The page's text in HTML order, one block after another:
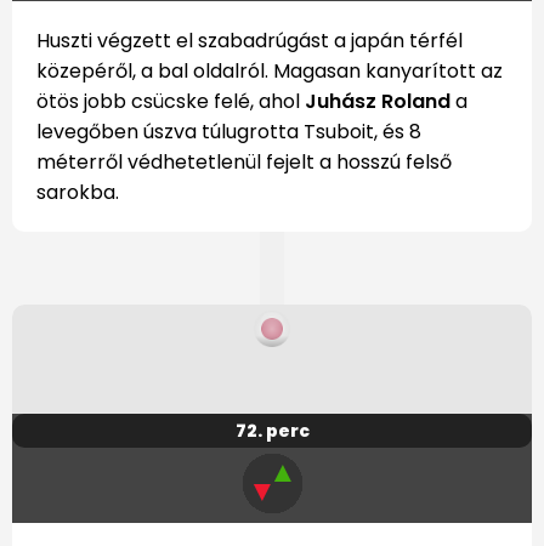
Huszti végzett el szabadrúgást a japán térfél
közepéről, a bal oldalról. Magasan kanyarított az
ötös jobb csücske felé, ahol Juhász Rolanda
levegőben úszva túlugrotta Tsuboit, és 8
méterről védhetetlenül fejelt a hosszú felső
sarokba.
72. perc
▼▲